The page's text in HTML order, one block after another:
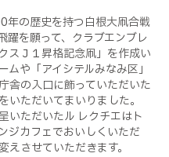
年の歴史を持つ白根大凧合戦
躍を願って、クラブエンブレ
スＪ１昇格記念凧」を作成い
や「アイシテルみなみ区」
舎の入口に飾っていただいた
いただいてまいりました。
いただいたル レクチエはト
ジカフェでおいしくいただ
させていただきます。